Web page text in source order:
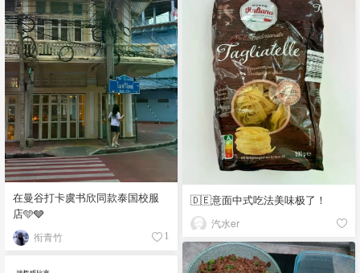
在曼谷打卡虞书欣同款泰国校服
店🩵🩶
衔青竹 1
🇩🇪意面中式吃法美味极了！
汽水er